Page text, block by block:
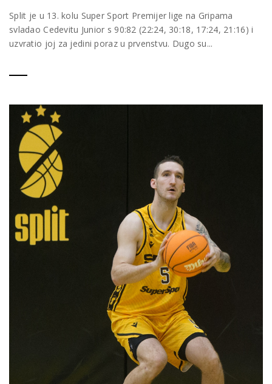
Split je u 13. kolu Super Sport Premijer lige na Gripama
svladao Cedevitu Junior s 90:82 (22:24, 30:18, 17:24, 21:16) i
uzvratio joj za jedini poraz u prvenstvu. Dugo su...